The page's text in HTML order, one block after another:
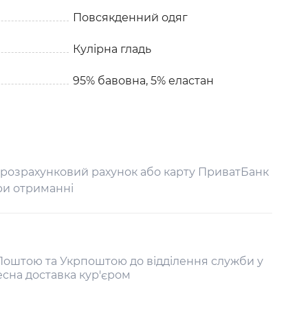
Повсякденний одяг
Кулірна гладь
95% бавовна, 5% еластан
рахунок або карту ПриватБанк
отриманні
та Укрпоштою до відділення служби у
доставка кур'єром